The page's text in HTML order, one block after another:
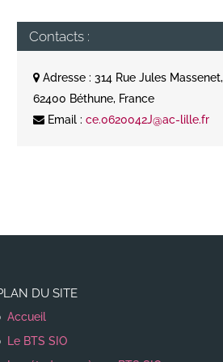
Contacts :
Adresse : 314 Rue Jules Massenet,
62400 Béthune, France
Email :ce.0620042J@ac-lille.fr
DU SITE
Accueil
Le BTS SIO